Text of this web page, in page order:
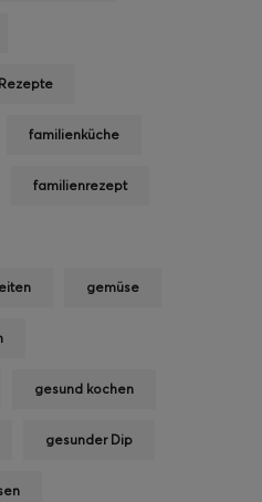
familienküche
familienrezept
gemüse
gesund kochen
gesunder Dip